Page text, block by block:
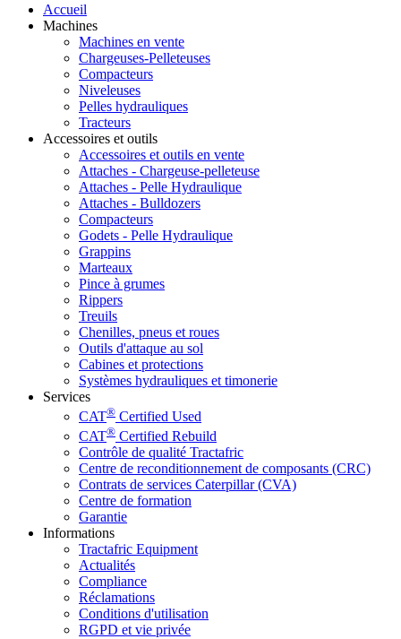
Accueil
Machines
Machines en vente
Chargeuses-Pelleteuses
Compacteurs
Niveleuses
Pelles hydrauliques
Tracteurs
Accessoires et outils
Accessoires et outils en vente
Attaches - Chargeuse-pelleteuse
Attaches - Pelle Hydraulique
Attaches - Bulldozers
Compacteurs
Godets - Pelle Hydraulique
Grappins
Marteaux
Pince à grumes
Rippers
Treuils
Chenilles, pneus et roues
Outils d'attaque au sol
Cabines et protections
Systèmes hydrauliques et timonerie
Services
CAT® Certified Used
CAT® Certified Rebuild
Contrôle de qualité Tractafric
Centre de reconditionnement de composants (CRC)
Contrats de services Caterpillar (CVA)
Centre de formation
Garantie
Informations
Tractafric Equipment
Actualités
Compliance
Réclamations
Conditions d'utilisation
RGPD et vie privée